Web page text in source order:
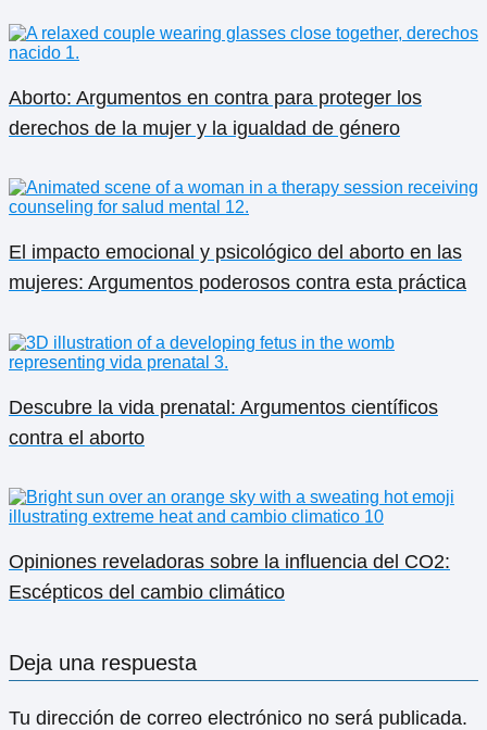
Aborto: Argumentos en contra para proteger los
derechos de la mujer y la igualdad de género
El impacto emocional y psicológico del aborto en las
mujeres: Argumentos poderosos contra esta práctica
Descubre la vida prenatal: Argumentos científicos
contra el aborto
Opiniones reveladoras sobre la influencia del CO2:
Escépticos del cambio climático
Deja una respuesta
Tu dirección de correo electrónico no será publicada.